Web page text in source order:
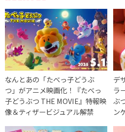
なんとあの「たべっ子どうぶ
つ」がアニメ映画化！『たべっ
子どうぶつ THE MOVIE』特報映
像＆ティザービジュアル解禁
デ
ラ
ぶ
ン